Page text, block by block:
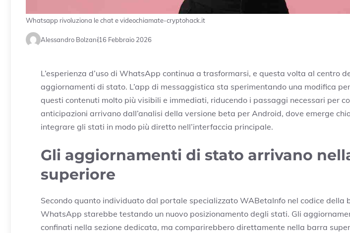
Whatsapp rivoluziona le chat e videochiamate-cryptohack.it
Alessandro Bolzani16 Febbraio 2026
L’esperienza d’uso di WhatsApp continua a trasformarsi, e questa volta al centro
aggiornamenti di stato. L’app di messaggistica sta sperimentando una modifica
questi contenuti molto più visibili e immediati, riducendo i passaggi necessari per
anticipazioni arrivano dall’analisi della versione beta per Android, dove emerge
integrare gli stati in modo più diretto nell’interfaccia principale.
Gli aggiornamenti di stato arrivano
superiore
Secondo quanto individuato dal portale specializzato WABetaInfo nel codice della
WhatsApp starebbe testando un nuovo posizionamento degli stati. Gli
confinati nella sezione dedicata, ma comparirebbero direttamente nella barra